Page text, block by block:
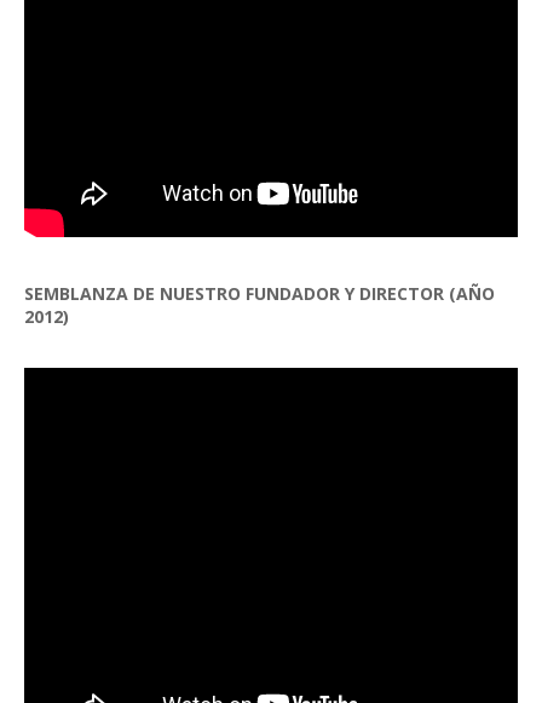
SEMBLANZA DE NUESTRO FUNDADOR Y DIRECTOR (AÑO
2012)